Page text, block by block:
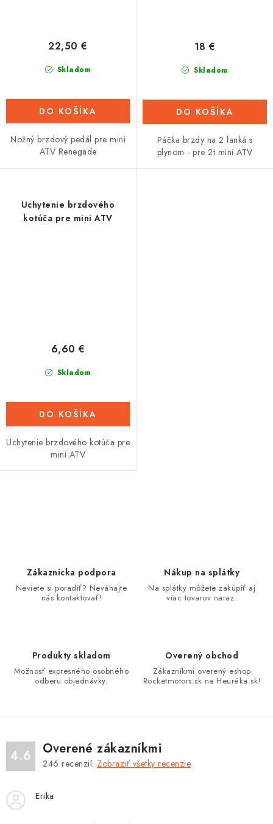
Skladom
22,50 €
DO KOŠÍKA
Nožný brzdový pedál pre mini
ATV Renegade
Skladom
18 €
DO KOŠÍKA
Páčka brzdy na 2 lanká s
plynom - pre 2t mini ATV
Uchytenie brzdového
kotúča pre mini ATV
Skladom
6,60 €
DO KOŠÍKA
Uchytenie brzdového kotúča pre
mini ATV
y
ý
p
s
u
Zákaznícka podpora
Neviete si poradiť? Neváhajte
nás kontaktovať!
Nákup na splátky
Na splátky môžete zakúpiť aj
viac tovarov naraz.
Produkty skladom
Možnosť expresného osobného
odberu objednávky.
Overený obchod
Zákazníkmi overený eshop
Rocketmotors.sk na Heuréka.sk!
4.6 Overené zákazníkmi
246 recenzií. Zobraziť všetky recenzie
Erika